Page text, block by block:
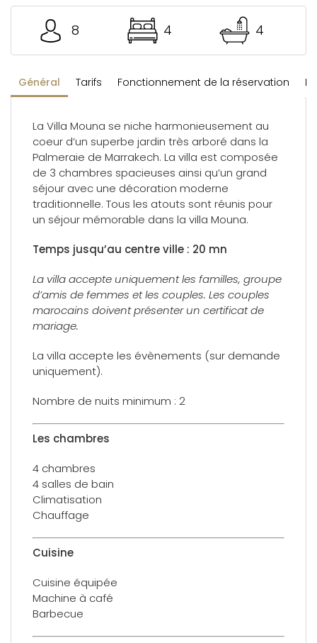
8 4 4
Général Tarifs Fonctionnement de la réservation
La Villa Mouna se niche harmonieusement au
coeur d’un superbe jardin très arboré dans la
Palmeraie de Marrakech. La villa est composée
de 3 chambres spacieuses ainsi qu’un grand
séjour avec une décoration moderne
traditionnelle. Tous les atouts sont réunis pour
un séjour mémorable dans la villa Mouna.
Temps jusqu’au centre ville : 20 mn
La villa accepte uniquement les familles, groupe
d’amis de femmes et les couples. Les couples
marocains doivent présenter un certificat de
mariage.
La villa accepte les évènements (sur demande
uniquement).
Nombre de nuits minimum : 2
Les chambres
4 chambres
4 salles de bain
Climatisation
Chauffage
Cuisine
Cuisine équipée
Machine à café
Barbecue